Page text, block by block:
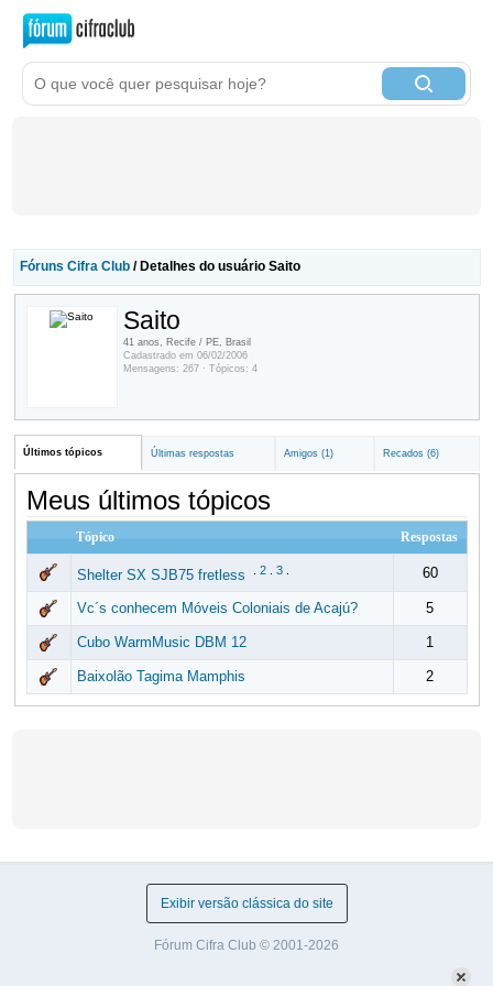
Fóruns Cifra Club/ Detalhes do usuário Saito
Saito
41 anos, Recife / PE, Brasil
Cadastrado em 06/02/2006
Mensagens: 267 · Tópicos: 4
Últimos tópicos Últimas respostas Amigos (1) Recados (6)
Meus últimos tópicos
Tópico Respostas
Shelter SX SJB75 fretless 2. 3. 60
Vc´s conhecem Móveis Coloniais de Acajú? 5
Cubo WarmMusic DBM 12 1
Baixolão Tagima Mamphis 2
Exibir versão clássica do site
Fórum Cifra Club © 2001-2026